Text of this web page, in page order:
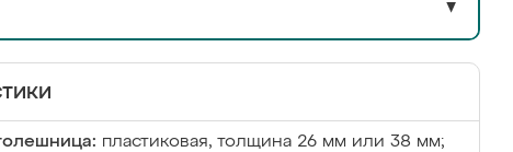
▼
пластиковая, толщина 26 мм или 38 мм;